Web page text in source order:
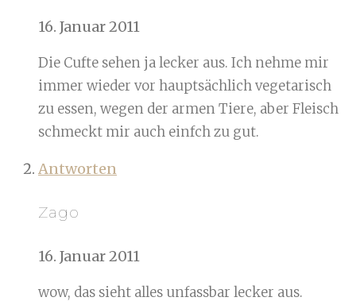
16. Januar 2011
Die Cufte sehen ja lecker aus. Ich nehme mir
immer wieder vor hauptsächlich vegetarisch
zu essen, wegen der armen Tiere, aber Fleisch
schmeckt mir auch einfch zu gut.
Antworten
Zago
16. Januar 2011
wow, das sieht alles unfassbar lecker aus.